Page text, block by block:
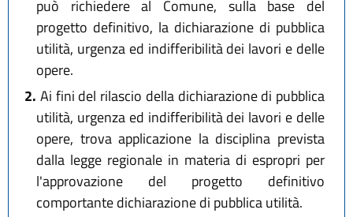
può richiedere al Comune, sulla base del
progetto definitivo, la dichiarazione di pubblica
utilità, urgenza ed indifferibilità dei lavori e delle
opere.
2. Ai fini del rilascio della dichiarazione di pubblica
utilità, urgenza ed indifferibilità dei lavori e delle
opere, trova applicazione la disciplina prevista
dalla legge regionale in materia di espropri per
l'approvazione del progetto definitivo
comportante dichiarazione di pubblica utilità.